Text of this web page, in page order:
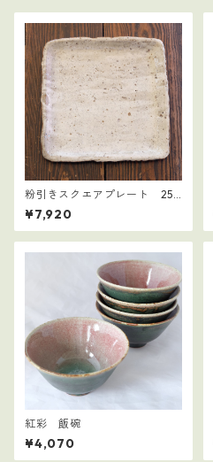
粉引きスクエアプレート 25
㎝角
¥7,920
紅彩 飯碗
¥4,070